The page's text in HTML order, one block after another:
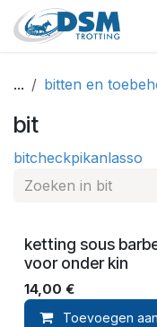
Overslaan naar inhoud
... bitten en
bit
bitcheckpikanlasso
ketting sous
voor onder kin
14,00 €
Toevoegen